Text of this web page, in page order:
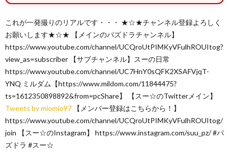
これが一発撮りのリアルです・・・ ★☆★チャンネル登録よろしく
お願いします★☆★ 【メインのパズドラチャンネル】
https://www.youtube.com/channel/UCQroUtPIMKyVFulhROUItog?
view_as=subscriber 【サブチャンネル】スーの日常
https://www.youtube.com/channel/UC7HnY0sQFK2XSAFVjqT-
YNQ ミルダム【https://www.mildom.com/11844475?
ts=1612350898892&from=pcShare】 【スー☆のTwitterメイン】
Tweets by miomio97 【メンバー登録はこちらから！】
https://www.youtube.com/channel/UCQroUtPIMKyVFulhROUItog/
join 【スー☆のInstagram】 https://www.instagram.com/suu_pz/ #パ
ズドラ #スー☆